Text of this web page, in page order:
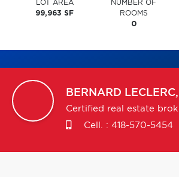
LOT AREA
99,963 SF
NUMBER OF
ROOMS
0
BERNARD
Certified real estate
Cell. : 418-570-5454